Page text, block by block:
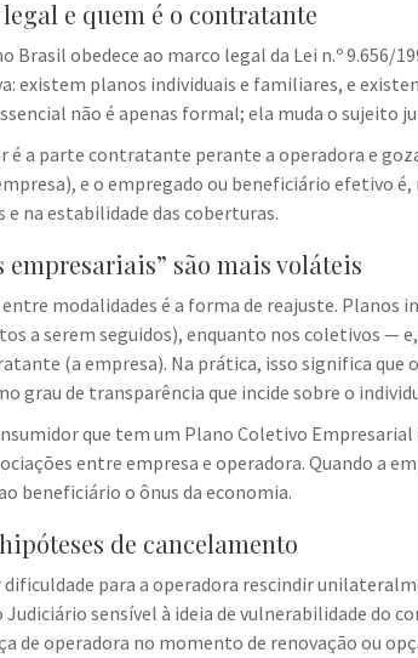
e quem é o contratante
Brasil obedece ao marco legal da Lei n.º 9.656/
existem planos individuais e familiares, e
não é apenas formal; ela muda o sujeito
é a parte contratante perante a operadora e
e o empregado ou beneficiário efetivo
e na estabilidade das coberturas.
empresariais” são mais voláteis
modalidades é a forma de reajuste.
a serem seguidos), enquanto nos coletivos —
(a empresa). Na prática, isso significa
grau de transparência que incide sobre o
que tem um Plano Coletivo
entre empresa e operadora. Quando a
beneficiário o ônus da economia.
de cancelamento
para a operadora rescindir
sensível à ideia de vulnerabilidade do
de operadora no momento de renovação ou